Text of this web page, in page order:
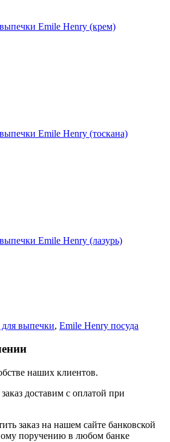
Emile Henry (крем)
Emile Henry (тоскана)
Emile Henry (лазурь)
выпечки, Emile Henry посуда
наших клиентов.
доставим с оплатой при
заказ на нашем сайте банковской
поручению в любом банке